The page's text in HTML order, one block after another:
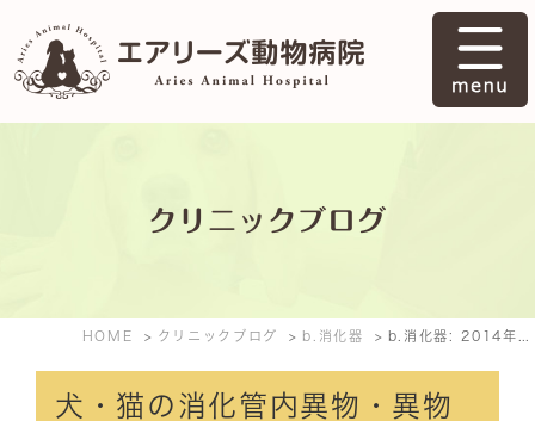
クリニックブログ
HOME クリニックブログ b.消化器
犬・猫の消化管内異物・異物